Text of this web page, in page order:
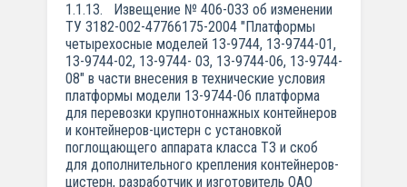
1.1.13. Извещение № 406-033 об изменении
ТУ 3182-002-47766175-2004 "Платформы
четырехосные моделей 13-9744, 13-9744-01,
13-9744-02, 13-9744- 03, 13-9744-06, 13-9744-
08" в части внесения в технические условия
платформы модели 13-9744-06 платформа
для перевозки крупнотоннажных контейнеров
и контейнеров-цистерн с установкой
поглощающего аппарата класса ТЗ и скоб
для дополнительного крепления контейнеров-
цистерн, разработчик и изготовитель ОАО